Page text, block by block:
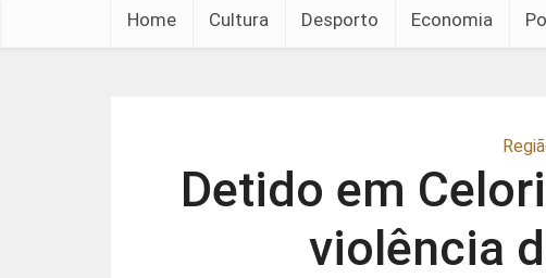
Home Cultura Desporto Economia
Detido em
violência